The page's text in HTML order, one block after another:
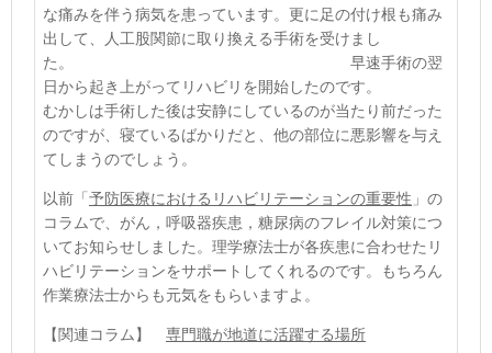
な痛みを伴う病気を患っています。更に足の付け根も痛み
出して、人工股関節に取り換える手術を受けまし
た。 早速手術の翌
日から起き上がってリハビリを開始したのです。
むかしは手術した後は安静にしているのが当たり前だった
のですが、寝ているばかりだと、他の部位に悪影響を与え
てしまうのでしょう。
以前「 予防医療におけるリハビリテーションの重要性 」の
コラムで、がん，呼吸器疾患，糖尿病のフレイル対策につ
いてお知らせしました。理学療法士が各疾患に合わせたリ
ハビリテーションをサポートしてくれるのです。もちろん
作業療法士からも元気をもらいますよ。
【関連コラム】 専門職が地道に活躍する場所